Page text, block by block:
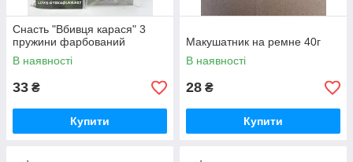
Снасть "Вбивця карася" 3
пружини фарбований
В наявності
33 ₴
Купити
Макушатник на ремне 40г
В наявності
28 ₴
Купити